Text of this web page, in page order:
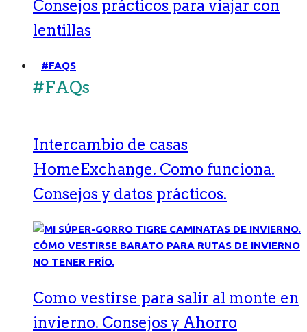
Consejos prácticos para viajar con
lentillas
#FAQS
#FAQs
Intercambio de casas
HomeExchange. Como funciona.
Consejos y datos prácticos.
Como vestirse para salir al monte en
invierno. Consejos y Ahorro